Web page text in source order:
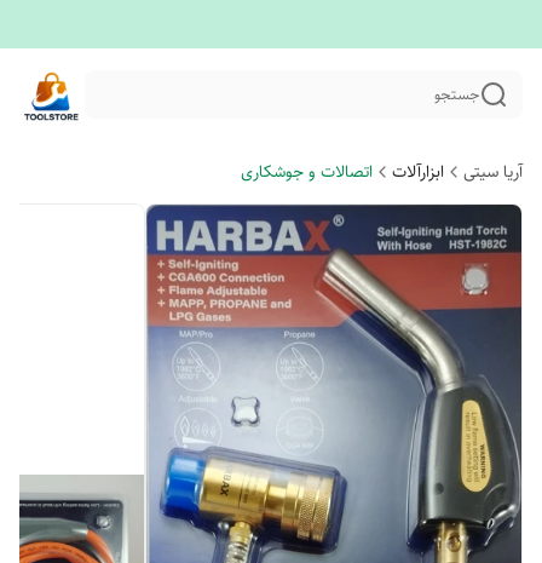
جستجو
آریا سیتی ابزارآلات اتصالات و جوشکاری